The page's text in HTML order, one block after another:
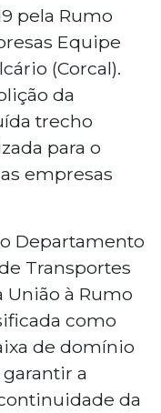
pela Rumo
Equipe
(Corcal).
da
trecho
para o
empresas
Departamento
Transportes
União à Rumo
como
de domínio
a
da